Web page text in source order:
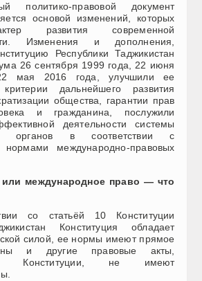
правовой документ
основой изменений, которых
развития современной
Изменения и дополнения,
Республики Таджикистан
26 сентября 1999 года, 22 июня
мая 2016 года, улучшили ее
дальнейшего развития
общества, гарантии прав
и гражданина, послужили
деятельности системы
органов в соответствии с
международно-правовых
международное право — что
со статьёй 10 Конституции
Конституция обладает
силой, ее нормы имеют прямое
и другие правовые акты,
Конституции, не имеют